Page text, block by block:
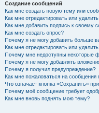
Создание сообщений
Как мне создать новую тему или
Как мне отредактировать или
Как мне добавить подпись к своему
Как мне создать опрос?
Почему я не могу добавить больше
Как мне отредактировать или
Почему мне недоступны некоторые
Почему я не могу добавлять
Почему я получил предупреждение?
Как мне пожаловаться на сообщения
Что означает кнопка «Сохранить»
Почему моё сообщение требует
Как мне вновь поднять мою тему?